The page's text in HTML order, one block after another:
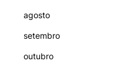
agosto
setembro
outubro